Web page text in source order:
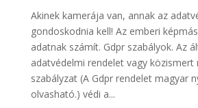
Akinek kamerája van, annak az
gondoskodnia kell! Az emberi
adatnak számít. Gdpr szabályok. Az
adatvédelmi rendelet vagy közismert
szabályzat (A Gdpr rendelet magyar
olvasható.) védi a...